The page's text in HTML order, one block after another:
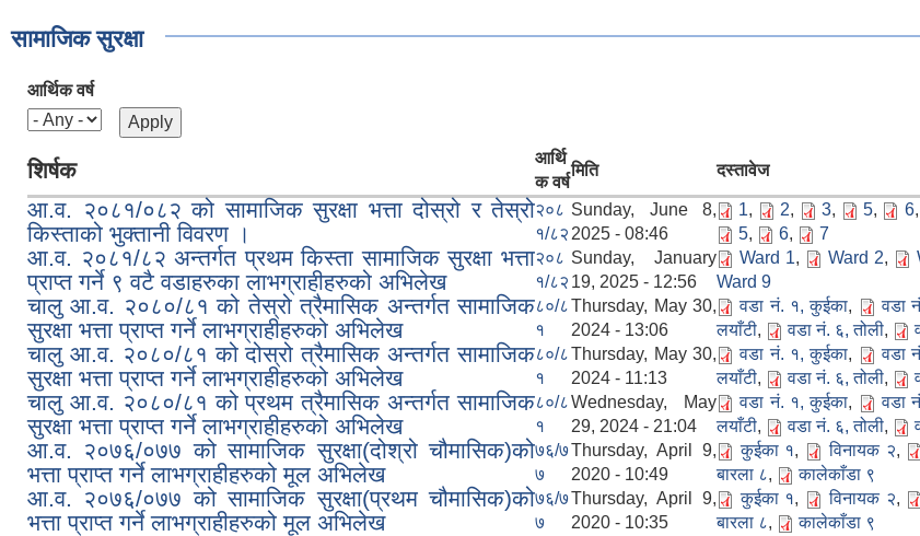
सामाजिक सुरक्षा
आर्थिक वर्ष
शिर्षक
आर्थि
क वर्ष
मिति दस्तावेज
आ.व. २०८१/०८२ को सामाजिक सुरक्षा भत्ता दोस्रो र तेस्रो
किस्ताको भुक्तानी विवरण ।
२०८
१/८२
Sunday, June 8,
2025 - 08:46
1, 2, 3, 5, 6,
5, 6, 7
आ.व. २०८१/८२ अन्तर्गत प्रथम किस्ता सामाजिक सुरक्षा भत्ता
प्राप्त गर्ने ९ वटै वडाहरुका लाभग्राहीहरुको अभिलेख
२०८
१/८२
Sunday, January
19, 2025 - 12:56
Ward 1, Ward 2,
Ward 9
चालु आ.व. २०८०/८१ को तेस्रो त्रैमासिक अन्तर्गत सामाजिक
सुरक्षा भत्ता प्राप्त गर्ने लाभग्राहीहरुको अभिलेख
८०/८
१
Thursday, May 30,
2024 - 13:06
वडा नं. १, कुईका, वडा
लयाँटी, वडा नं. ६, तोली,
चालु आ.व. २०८०/८१ को दोस्रो त्रैमासिक अन्तर्गत सामाजिक
सुरक्षा भत्ता प्राप्त गर्ने लाभग्राहीहरुको अभिलेख
८०/८
१
Thursday, May 30,
2024 - 11:13
वडा नं. १, कुईका, वडा
लयाँटी, वडा नं. ६, तोली,
चालु आ.व. २०८०/८१ को प्रथम त्रैमासिक अन्तर्गत सामाजिक
सुरक्षा भत्ता प्राप्त गर्ने लाभग्राहीहरुको अभिलेख
८०/८
१
Wednesday, May
29, 2024 - 21:04
वडा नं. १, कुईका, वडा
लयाँटी, वडा नं. ६, तोली,
आ.व. २०७६/०७७ को सामाजिक सुरक्षा(दोश्रो चौमासिक)को
भत्ता प्राप्त गर्ने लाभग्राहीहरुको मूल अभिलेख
७६/७
७
Thursday, April 9,
2020 - 10:49
कुईका १, विनायक २,
बारला ८, कालेकाँडा ९
आ.व. २०७६/०७७ को सामाजिक सुरक्षा(प्रथम चौमासिक)को
भत्ता प्राप्त गर्ने लाभग्राहीहरुको मूल अभिलेख
७६/७
७
Thursday, April 9,
2020 - 10:35
कुईका १, विनायक २,
बारला ८, कालेकाँडा ९